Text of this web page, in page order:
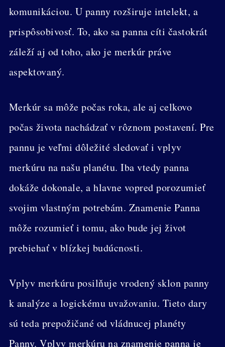
komunikáciou. U panny rozširuje intelekt, a
prispôsobivosť. To, ako sa panna cíti častokrát
záleží aj od toho, ako je merkúr práve
aspektovaný.
Merkúr sa môže počas roka, ale aj celkovo
počas života nachádzať v rôznom postavení. Pre
pannu je veľmi dôležité sledovať i vplyv
merkúru na našu planétu. Iba vtedy panna
dokáže dokonale, a hlavne vopred porozumieť
svojim vlastným potrebám. Znamenie Panna
môže rozumieť i tomu, ako bude jej život
prebiehať v blízkej budúcnosti.
Vplyv merkúru posilňuje vrodený sklon panny
k analýze a logickému uvažovaniu. Tieto dary
sú teda prepožičané od vládnucej planéty
Panny. Vplyv merkúru na znamenie panna je